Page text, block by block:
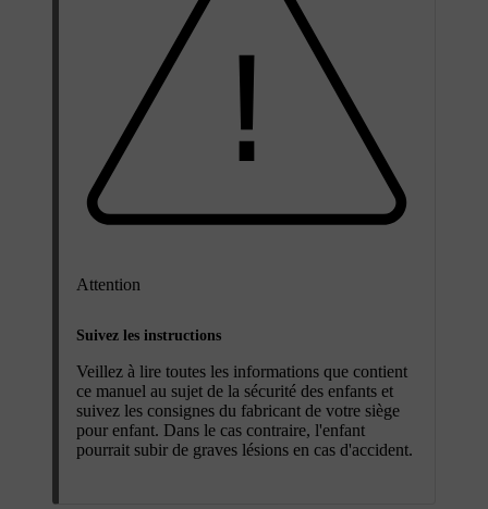
Attention
Suivez les instructions
Veillez à lire toutes les informations que contient
ce manuel au sujet de la sécurité des enfants et
suivez les consignes du fabricant de votre siège
pour enfant. Dans le cas contraire, l'enfant
pourrait subir de graves lésions en cas d'accident.